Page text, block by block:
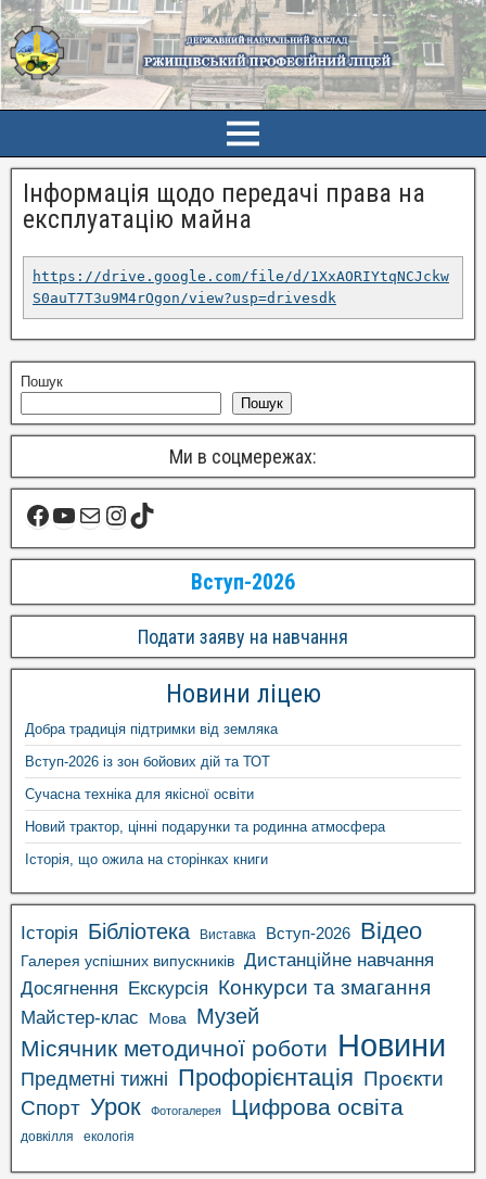
Інформація щодо передачі права на
експлуатацію майна
https://drive.google.com/file/d/1XxAORIYtqNCJckw
S0auT7T3u9M4rOgon/view?usp=drivesdk
Пошук
Пошук
Ми в соцмережах:
Вступ-2026
Подати заяву на навчання
Новини ліцею
Добра традиція підтримки від земляка
Вступ-2026 із зон бойових дій та ТОТ
Сучасна техніка для якісної освіти
Новий трактор, цінні подарунки та родинна атмосфера
Історія, що ожила на сторінках книги
Історія Бібліотека Виставка Вступ-2026 Відео
Галерея успішних випускників Дистанційне навчання
Досягнення Екскурсія Конкурси та змагання
Майстер-клас Мова Музей
Місячник методичної роботи Новини
Предметні тижні Профорієнтація Проєкти
Спорт Урок Фотогалерея Цифрова освіта
довкілля екологія